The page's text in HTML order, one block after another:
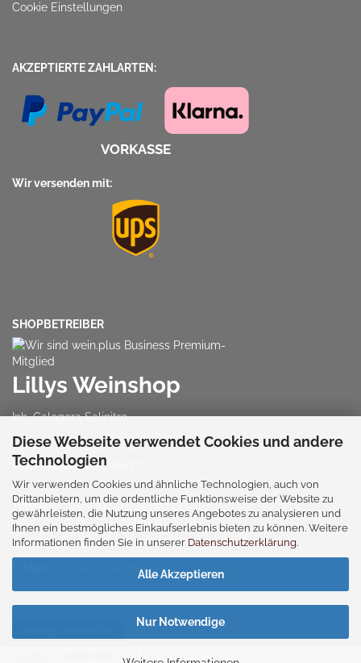
Diese Webseite verwendet Cookies und andere
Technologien
Wir verwenden Cookies und ähnliche Technologien, auch von
Drittanbietern, um die ordentliche Funktionsweise der Website zu
gewährleisten, die Nutzung unseres Angebotes zu analysieren und
Ihnen ein bestmögliches Einkaufserlebnis bieten zu können. Weitere
Informationen finden Sie in unserer Datenschutzerklärung.
Alle Akzeptieren
Nur Notwendige
Cookie Einstellungen
AKZEPTIERTE ZAHLARTEN:
VORKASSE
Wir versenden mit:
SHOPBETREIBER
Lillys Weinshop
Inh. Calogera Salinitro
Cunostr. 17, 60388 Frankfurt
KEIN LADENGESCHÄFT!!!
Telefon: +49 (0) 61 09 - 718 08 15
oder+49 (0) 60 39 - 939 63 63
Service-Zeiten:Mo.-Fr.: 08:00-16:30h
info@lillys-weinshop.eu
(4.71 / 5)